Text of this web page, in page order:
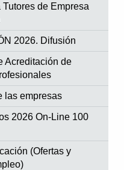
de Empresa
2026. Difusión
Acreditación de
las empresas
2026 On-Line 100
(Ofertas y